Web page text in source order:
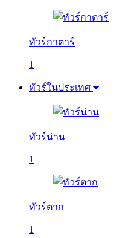
ทัวร์กาตาร์
1
ทัวร์ในประเทศ
ทัวร์น่าน
1
ทัวร์ตาก
1